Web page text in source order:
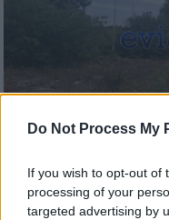
Do Not Process My
If you wish to opt-out of
processing of your
targeted advertising by